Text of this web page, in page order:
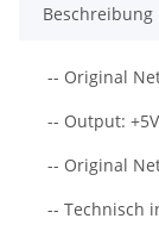
Beschreibung
-- Original
-- Output:
-- Original
-- Technisch